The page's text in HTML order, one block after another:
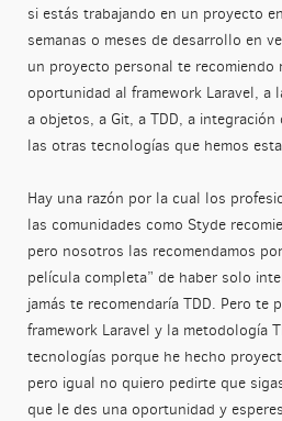
si estás trabajando en un proyecto
semanas o meses de desarrollo en
un proyecto personal te recomiendo
oportunidad al framework Laravel, a
a objetos, a Git, a TDD, a
las otras tecnologías que hemos
Hay una razón por la cual los
las comunidades como Styde
pero nosotros las recomendamos
película completa” de haber solo
jamás te recomendaría TDD. Pero te
framework Laravel y la metodología
tecnologías porque he hecho
pero igual no quiero pedirte que
que le des una oportunidad y